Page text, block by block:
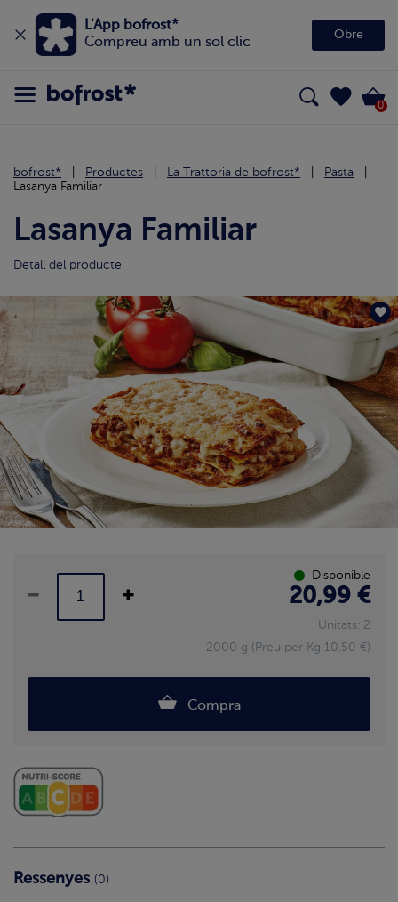
L'App bofrost*
Compreu amb un sol clic
Obre
0
bofrost* Productes La Trattoria de bofrost*
Pasta
Lasanya Familiar
Lasanya Familiar
Detall del producte
Disponible
20,99 €
Unitats: 2
2000 g (Preu per Kg 10.50 €)
Compra
Ressenyes (0)